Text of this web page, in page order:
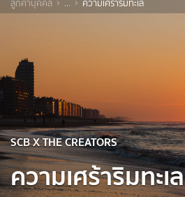
ลูกค้าบุคคล ... ความเศร้าริมทะเล
SCB X THE CREATORS
ความเศร้าริมทะเล